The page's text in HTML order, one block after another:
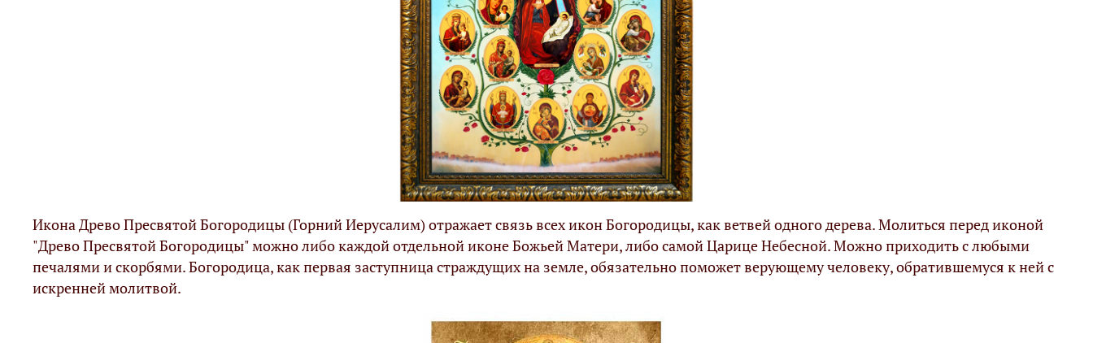
Икона Древо Пресвятой Богородицы (Горний Иерусалим) отражает связь всех икон Богородицы, как ветвей одного дерева. Молиться перед иконой
"Древо Пресвятой Богородицы" можно либо каждой отдельной иконе Божьей Матери, либо самой Царице Небесной. Можно приходить с любыми
печалями и скорбями. Богородица, как первая заступница страждущих на земле, обязательно поможет верующему человеку, обратившемуся к ней с
искренней молитвой.